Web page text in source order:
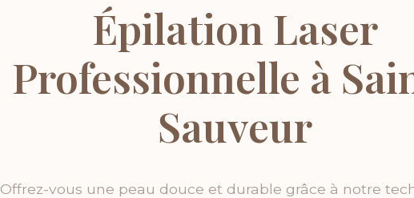
Épilation Laser
Professionnelle à
Sauveur
Offrez-vous une peau douce et durable grâce à notre